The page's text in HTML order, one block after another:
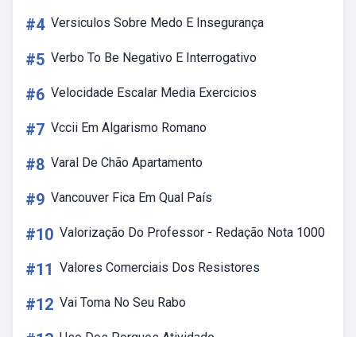
#4 Versiculos Sobre Medo E Insegurança
#5 Verbo To Be Negativo E Interrogativo
#6 Velocidade Escalar Media Exercicios
#7 Vccii Em Algarismo Romano
#8 Varal De Chão Apartamento
#9 Vancouver Fica Em Qual País
#10 Valorização Do Professor - Redação Nota 1000
#11 Valores Comerciais Dos Resistores
#12 Vai Toma No Seu Rabo